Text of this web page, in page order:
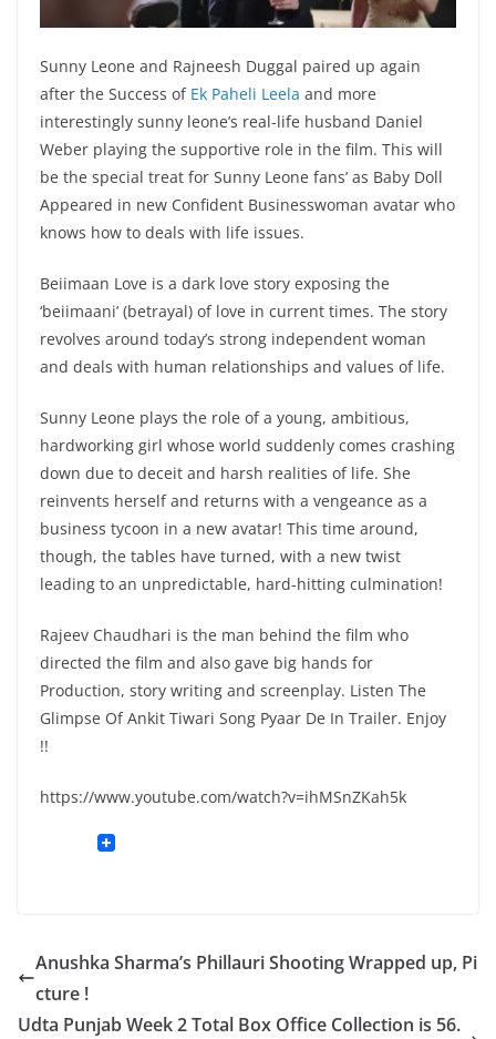
Sunny Leone and Rajneesh Duggal paired up again
after the Success of Ek Paheli Leela and more
interestingly sunny leone’s real-life husband Daniel
Weber playing the supportive role in the film. This will
be the special treat for Sunny Leone fans’ as Baby Doll
Appeared in new Confident Businesswoman avatar who
knows how to deals with life issues.
Beiimaan Love is a dark love story exposing the
‘beiimaani’ (betrayal) of love in current times. The story
revolves around today’s strong independent woman
and deals with human relationships and values of life.
Sunny Leone plays the role of a young, ambitious,
hardworking girl whose world suddenly comes crashing
down due to deceit and harsh realities of life. She
reinvents herself and returns with a vengeance as a
business tycoon in a new avatar! This time around,
though, the tables have turned, with a new twist
leading to an unpredictable, hard-hitting culmination!
Rajeev Chaudhari is the man behind the film who
directed the film and also gave big hands for
Production, story writing and screenplay. Listen The
Glimpse Of Ankit Tiwari Song Pyaar De In Trailer. Enjoy
!!
https://www.youtube.com/watch?v=ihMSnZKah5k
Anushka Sharma’s Phillauri Shooting Wrapped up, Pi
cture !
Udta Punjab Week 2 Total Box Office Collection is 56.